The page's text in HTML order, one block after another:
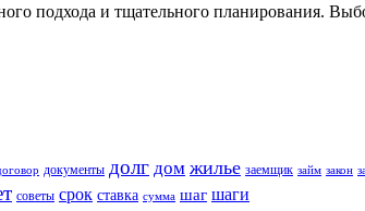
подхода и тщательного планирования.
документы долг дом жилье заемщик займ закон
советы срок ставка сумма шаг шаги